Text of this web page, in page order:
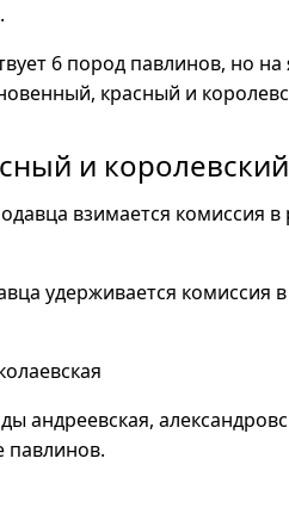
6 пород павлинов, но
красный и
и королевский
взимается комиссия в
удерживается комиссия
андреевская,
павлинов.